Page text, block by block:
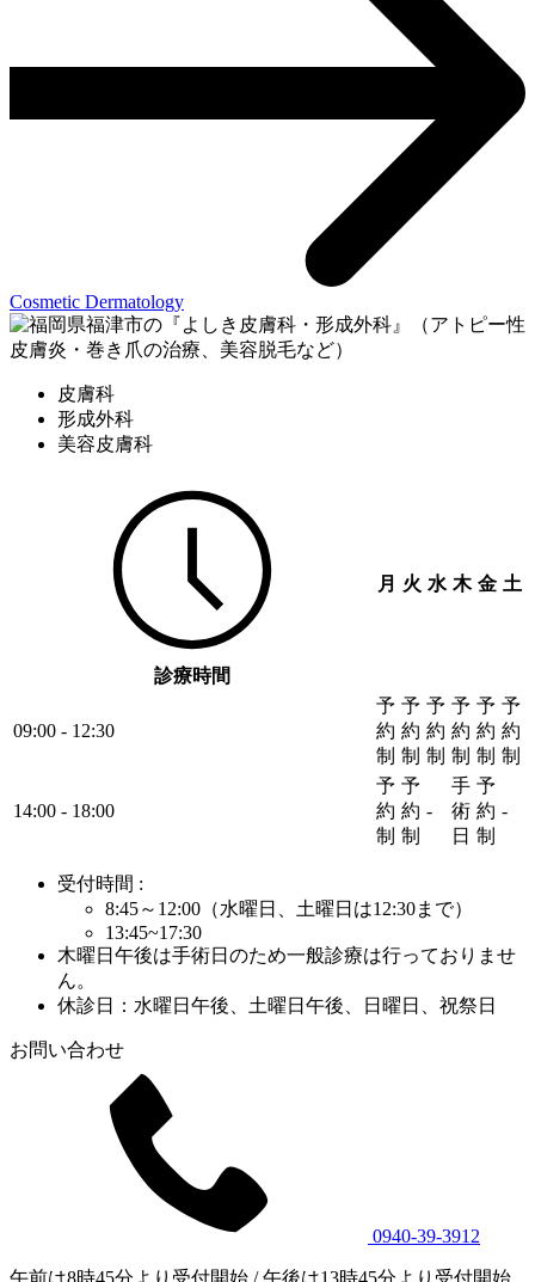
Cosmetic Dermatology
皮膚科
形成外科
美容皮膚科
診療時間
月 火 水 木 金 土
09:00 - 12:30
予
約
制
予
約
制
予
約
制
予
約
制
予
約
制
予
約
制
14:00 - 18:00
予
約
制
予
約
制
-
手
術
日
予
約
制
-
受付時間 :
8:45～12:00（水曜日、土曜日は12:30まで）
13:45~17:30
木曜日午後は手術日のため一般診療は行っておりませ
ん。
休診日：水曜日午後、土曜日午後、日曜日、祝祭日
お問い合わせ
0940-39-3912
午前は8時45分より受付開始 / 午後は13時45分より受付開始